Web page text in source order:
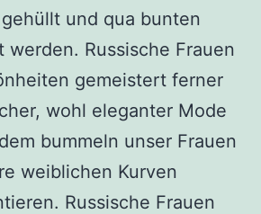
und qua bunten
Russische Frauen
gemeistert ferner
wohl eleganter Mode
bummeln unser Frauen
weiblichen Kurven
Russische Frauen